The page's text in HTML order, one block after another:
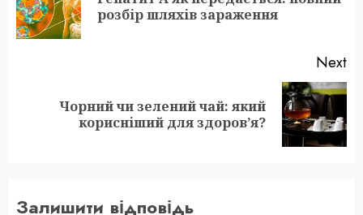
розбір шляхів зараження
Next
Чорний чи зелений чай: який
корисніший для здоров’я?
Залишити відповідь